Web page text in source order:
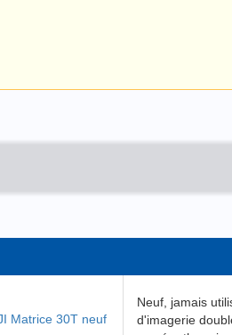
Neuf, jamais
d'imagerie